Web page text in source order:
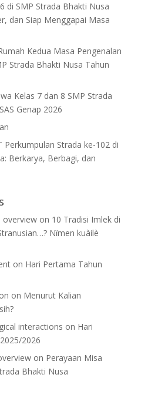
di SMP Strada Bhakti Nusa
dan Siap Menggapai Masa
Kedua Masa Pengenalan
Strada Bhakti Nusa Tahun
Kelas 7 dan 8 SMP Strada
Genap 2026
Perkumpulan Strada ke-102 di
Berkarya, Berbagi, dan
overviewon 10 Tradisi Imlek di
Nǐmen kuàilè
on Hari Pertama Tahun
on Menurut Kalian
interactions on Hari
2026
on Perayaan Misa
Bhakti Nusa